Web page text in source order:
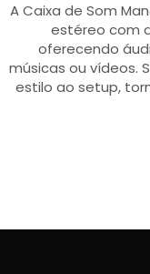
A Caixa de Som
estéreo com
oferecendo
músicas ou vídeos.
estilo ao setup,